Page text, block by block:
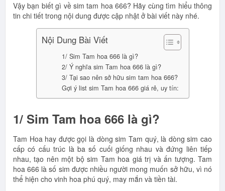
Vậy bạn biết gì về sim tam hoa 666? Hãy cùng tìm hiểu thông
tin chi tiết trong nội dung được cập nhật ở bài viết này nhé.
Nội Dung Bài Viết
1/ Sim Tam hoa 666 là gì?
2/ Ý nghĩa sim Tam hoa 666 là gì?
3/ Tại sao nên sở hữu sim tam hoa 666?
Gợi ý list sim Tam hoa 666 giá rẻ, uy tín:
1/ Sim Tam hoa 666 là gì?
Tam Hoa hay được gọi là dòng sim Tam quý, là dòng sim cao
cấp có cấu trúc là ba số cuối giống nhau và đứng liên tiếp
nhau, tạo nên một bộ sim Tam hoa giá trị và ấn tượng. Tam
hoa 666 là số sim được nhiều người mong muốn sở hữu, vì nó
thể hiện cho vinh hoa phú quý, may mắn và tiền tài.